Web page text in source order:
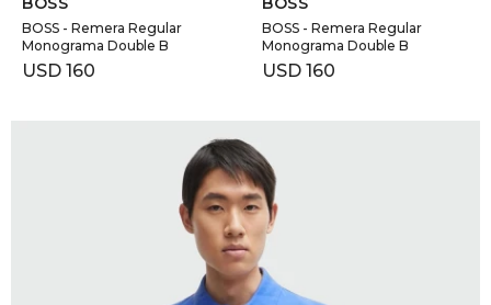
BOSS - Remera Regular
Monograma Double B
USD 160
BOSS - Remera Regular
Monograma Double B
USD 160